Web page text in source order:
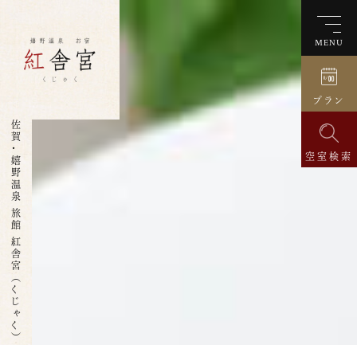
佐賀・嬉野温泉 旅館 紅舎宮（くじゃく）
MENU
プラン
空室検索